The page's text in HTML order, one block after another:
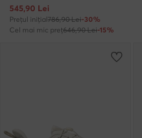
Prețul actual
545,90 Lei
Prețul inițial786,90 Lei-30%
Cel mai mic preț646,90 Lei-15%